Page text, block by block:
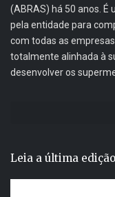
(ABRAS) há 50 anos.
pela entidade para
com todas as
totalmente alinhada à
desenvolver os
Leia a última edição